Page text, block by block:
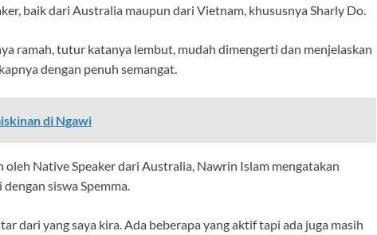
baik dari Australia maupun dari Vietnam, khususnya Sharly Do.
ramah, tutur katanya lembut, mudah dimengerti dan menjelaskan
dengan penuh semangat.
di Ngawi
oleh Native Speaker dari Australia, Nawrin Islam mengatakan
siswa Spemma.
dari yang saya kira. Ada beberapa yang aktif tapi ada juga masih